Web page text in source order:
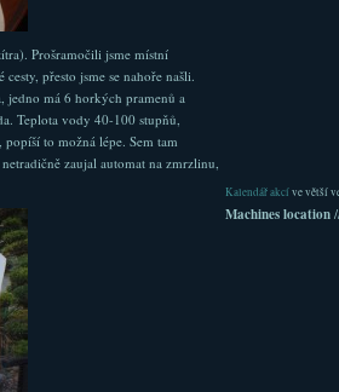
Prošramočili jsme místní
přesto jsme se nahoře našli.
jedno má 6 horkých pramenů a
Teplota vody 40-100 stupňů,
to možná lépe. Sem tam
zaujal automat na zmrzlinu,
Kalendář akcíve větší
Machines location